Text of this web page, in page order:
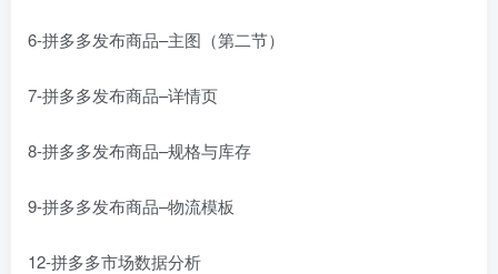
6-拼多多发布商品–主图（第二节）
7-拼多多发布商品–详情页
8-拼多多发布商品–规格与库存
9-拼多多发布商品–物流模板
12-拼多多市场数据分析